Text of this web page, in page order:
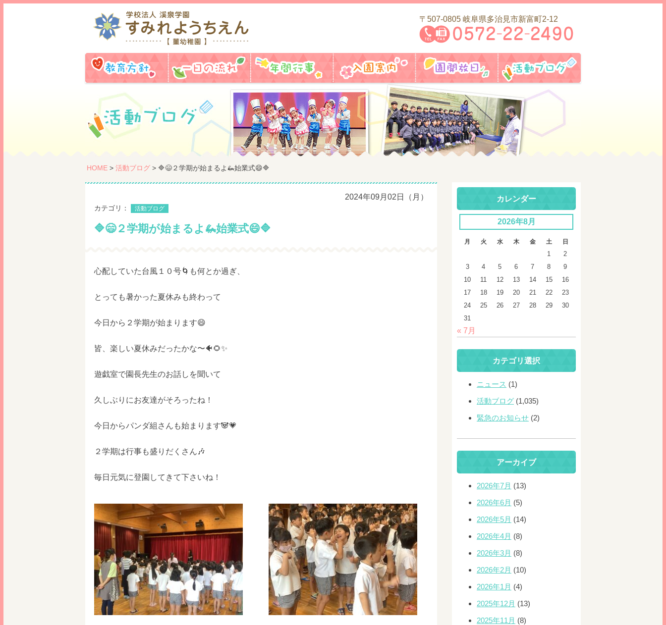
〒507-0805 岐阜県多治見市新富町2-12
教育方針 一日の流れ 年間行事 入園案内 園開放日
HOME> 活動ブログ> 🔷😄２学期が始まるよ🦗始業式😄🔷
2024年09月02日（月）
カテゴリ： 活動ブログ
🔷😄２学期が始まるよ🦗始業式😄🔷
心配していた台風１０号🌀も何とか過ぎ、
とっても暑かった夏休みも終わって
今日から２学期が始まります😄
皆、楽しい夏休みだったかな〜🐠🌻✨
遊戯室で園長先生のお話しを聞いて
久しぶりにお友達がそろったね！
今日からパンダ組さんも始まります🐼💗
２学期は行事も盛りだくさん🎶
毎日元気に登園してきて下さいね！
カレンダー
2026年8月
月 火 水 木 金 土 日
1
2
3
4 5 6 7 8
9
10
11 12 13 14 15
16
17
18 19 20 21 22
23
24
25 26 27 28 29
30
31
« 7月
カテゴリ選択
ニュース (1)
活動ブログ (1,035)
緊急のお知らせ (2)
アーカイブ
2026年7月 (13)
2026年6月 (5)
2026年5月 (14)
2026年4月 (8)
2026年3月 (8)
2026年2月 (10)
2026年1月 (4)
2025年12月 (13)
2025年11月 (8)